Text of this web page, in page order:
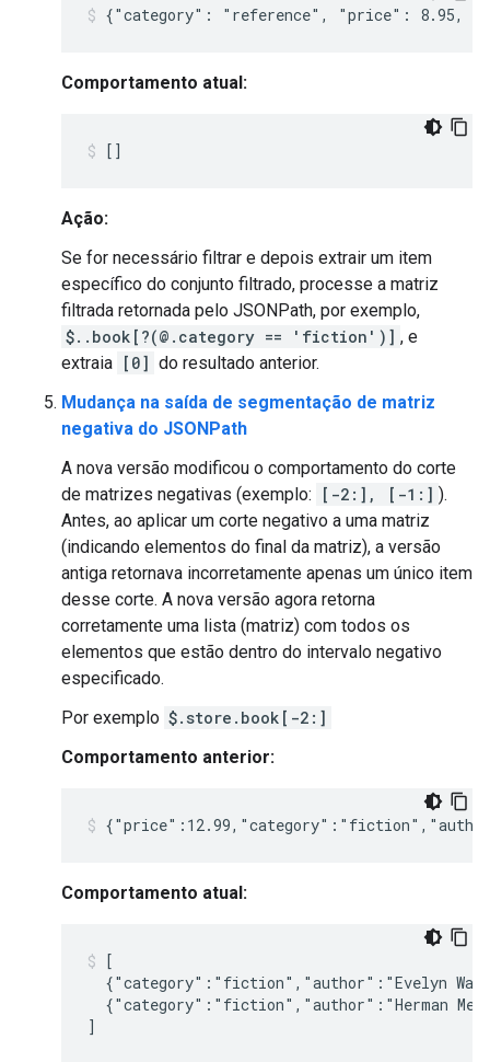
Comportamento atual:
Ação:
Se for necessário filtrar e depois extrair um item
específico do conjunto filtrado, processe a matriz
filtrada retornada pelo JSONPath, por exemplo,
$..book[?(@.category == 'fiction')] , e
extraia [0] do resultado anterior.
Mudança na saída de segmentação de matriz
negativa do JSONPath
A nova versão modificou o comportamento do corte
de matrizes negativas (exemplo:
[-2:], [-1:] ).
Antes, ao aplicar um corte negativo a uma matriz
(indicando elementos do final da matriz), a versão
antiga retornava incorretamente apenas um único item
desse corte. A nova versão agora retorna
corretamente uma lista (matriz) com todos os
elementos que estão dentro do intervalo negativo
especificado.
Por exemplo $.store.book[-2:]
Comportamento anterior:
Comportamento atual:
[
{"category":"fiction","author":"Evelyn
{"category":"fiction","author":"Herman